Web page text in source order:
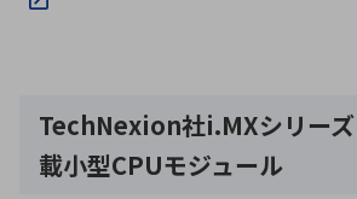
TechNexion社i.MXシリー
載小型CPUモジュール